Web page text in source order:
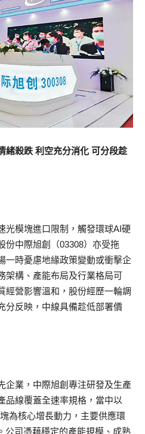
緒殺跌 利空充分消化 可分段趁
光模塊進口限制，觸發環球AI硬
份中際旭創（03308）亦受拖
一時憂慮地緣政策變動或衝擊企
架構、產能布局及行業格局可
經營影響溫和，股份經歷一輪調
分反映，中線具備趁低部署價
企業，中際旭創專注研發及生產
品線覆蓋全速率規格，當中以
為核心增長動力，主要供應環
公司憑藉穩定的產能規模、成熟